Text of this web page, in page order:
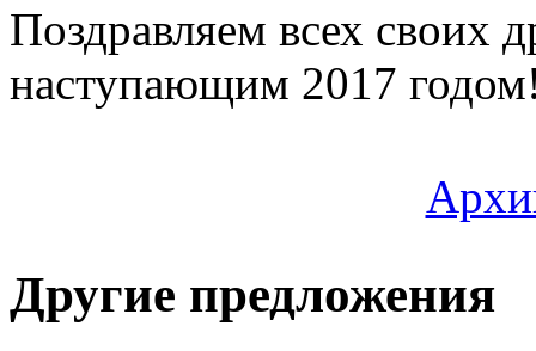
Поздравляем всех своих
наступающим 2017
Другие предложения